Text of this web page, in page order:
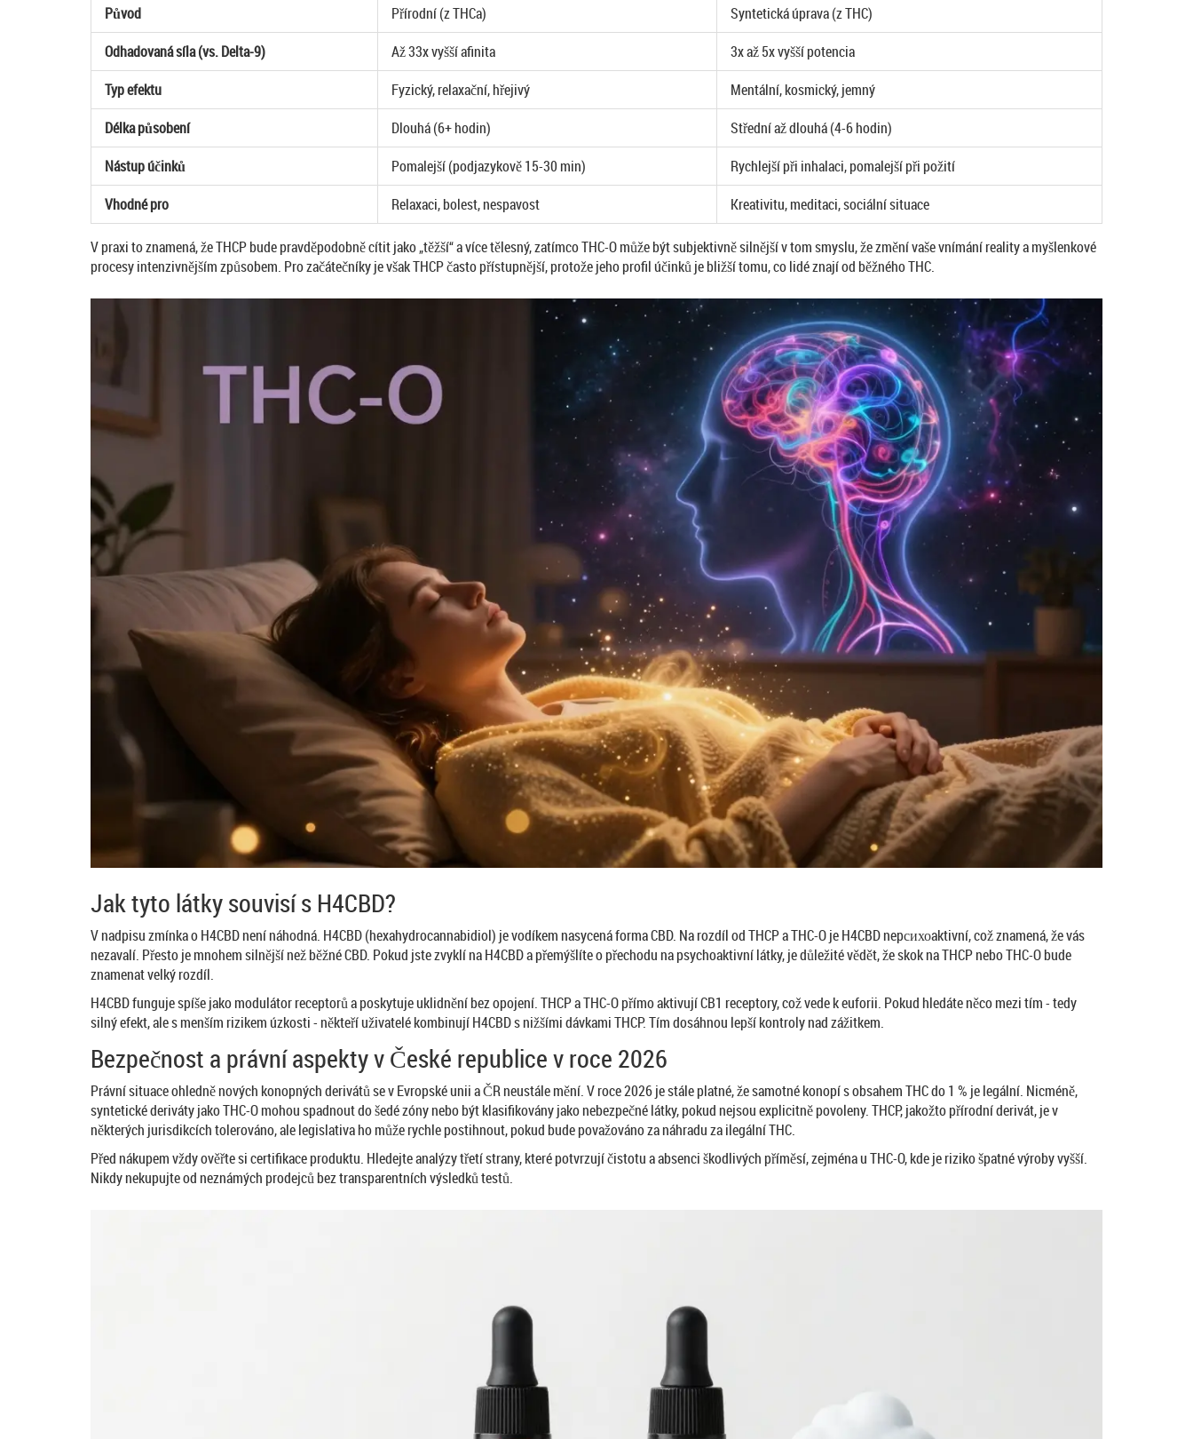
Původ
Přírodní (z THCa)
Syntetická úprava (z THC)
Odhadovaná síla (vs. Delta-9)
Až 33x vyšší afinita
3x až 5x vyšší potencia
Typ efektu
Fyzický, relaxační, hřejivý
Mentální, kosmický, jemný
Délka působení
Dlouhá (6+ hodin)
Střední až dlouhá (4-6 hodin)
Nástup účinků
Pomalejší (podjazykově 15-30 min)
Rychlejší při inhalaci, pomalejší při požití
Vhodné pro
Relaxaci, bolest, nespavost Kreativitu, meditaci, sociální situace
V praxi to znamená, že THCP bude pravděpodobně cítit jako „těžší“ a více tělesný, zatímco THC-O může být subjektivně silnější v tom smyslu, že změní vaše vnímání reality a myšlenkové
procesy intenzivnějším způsobem. Pro začátečníky je však THCP často přístupnější, protože jeho profil účinků je bližší tomu, co lidé znají od běžného THC.
Jak tyto látky souvisí s H4CBD?
V nadpisu zmínka o H4CBD není náhodná. H4CBD(hexahydrocannabidiol) je vodíkem nasycená forma CBD. Na rozdíl od THCP a THC-O je H4CBD nepсихоaktivní, což znamená, že vás
nezavalí. Přesto je mnohem silnější než běžné CBD. Pokud jste zvyklí na H4CBD a přemýšlíte o přechodu na psychoaktivní látky, je důležité vědět, že skok na THCP nebo THC-O bude
znamenat velký rozdíl.
H4CBD funguje spíše jako modulátor receptorů a poskytuje uklidnění bez opojení. THCP a THC-O přímo aktivují CB1 receptory, což vede k euforii. Pokud hledáte něco mezi tím - tedy
silný efekt, ale s menším rizikem úzkosti - někteří uživatelé kombinují H4CBD s nižšími dávkami THCP. Tím dosáhnou lepší kontroly nad zážitkem.
Bezpečnost a právní aspekty v České republice v roce 2026
Právní situace ohledně nových konopných derivátů se v Evropské unii a ČR neustále mění. V roce 2026 je stále platné, že samotné konopí s obsahem THC do 1 % je legální. Nicméně,
syntetické deriváty jako THC-O mohou spadnout do šedé zóny nebo být klasifikovány jako nebezpečné látky, pokud nejsou explicitně povoleny. THCP, jakožto přírodní derivát, je v
některých jurisdikcích tolerováno, ale legislativa ho může rychle postihnout, pokud bude považováno za náhradu za ilegální THC.
Před nákupem vždy ověřte si certifikace produktu. Hledejte analýzy třetí strany, které potvrzují čistotu a absenci škodlivých příměsí, zejména u THC-O, kde je riziko špatné výroby vyšší.
Nikdy nekupujte od neznámých prodejců bez transparentních výsledků testů.